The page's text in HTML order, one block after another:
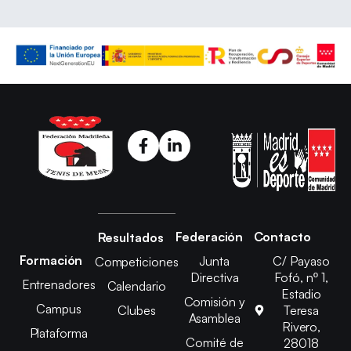
Formación
Entrenadores
Campus
Plataforma
Resultados
Competiciones
Calendario
Clubes
Federación
Junta
Directiva
Comisión y
Asamblea
Comité de
Contacto
C/ Payaso
Fofó, nº 1,
Estadio
Teresa
Rivero,
28018